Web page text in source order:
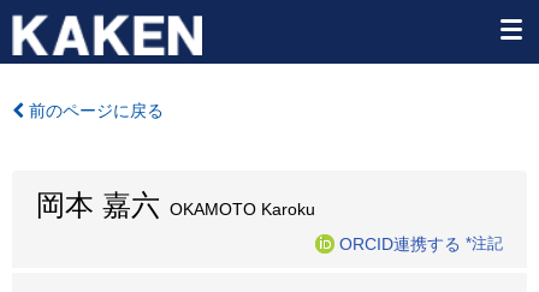
前のページに戻る
岡本 嘉六 OKAMOTO Karoku
ORCID連携する *注記